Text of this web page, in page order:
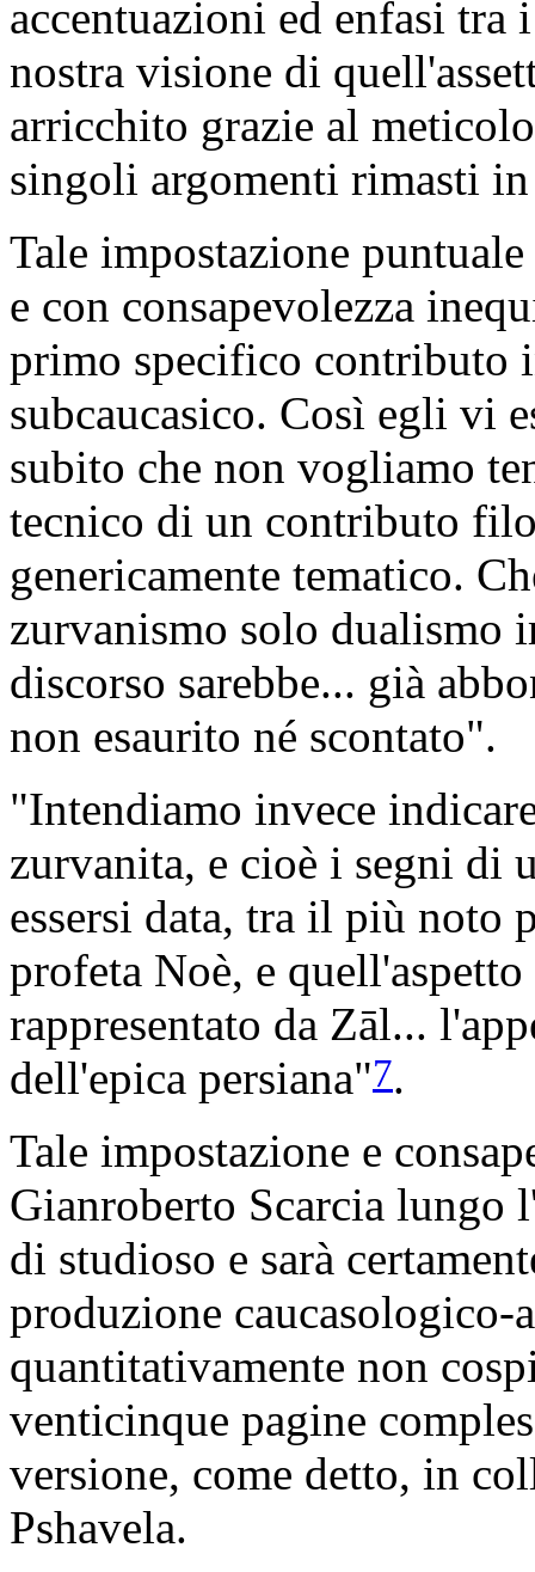
accentuazioni ed enfasi
nostra visione di
arricchito grazie al
singoli argomenti rimasti
Tale impostazione
e con consapevolezza
primo specifico contributo
subcaucasico. Così egli vi
subito che non vogliamo
tecnico di un contributo
genericamente tematico.
zurvanismo solo dualismo
discorso sarebbe... già
non esaurito né scontato".
"Intendiamo invece
zurvanita, e cioè i segni di
essersi data, tra il più
profeta Noè, e
rappresentato da Zāl...
dell'epica persiana"7.
Tale impostazione e
Gianroberto Scarcia lungo
di studioso e sarà
produzione caucasologico-
quantitativamente non
venticinque pagine
versione, come detto, in
Pshavela.